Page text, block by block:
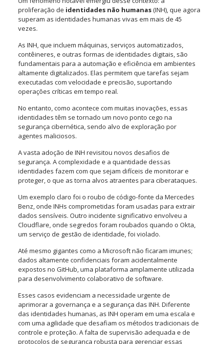
proliferação de identidades não humanas(INH), que agora
superam as identidades humanas vivas em mais de 45
vezes.
As INH, que incluem máquinas, serviços automatizados,
contêineres, e outras formas de identidades digitais, são
fundamentais para a automação e eficiência em ambientes
altamente digitalizados. Elas permitem que tarefas sejam
executadas com velocidade e precisão, suportando
operações críticas em tempo real.
No entanto, como acontece com muitas inovações, essas
identidades têm se tornado um novo ponto cego na
segurança cibernética, sendo alvo de exploração por
agentes maliciosos.
A vasta adoção de INH revisitou novos desafios de
segurança. A complexidade e a quantidade dessas
identidades fazem com que sejam difíceis de monitorar e
proteger, o que as torna alvos atraentes para ciberataques.
Um exemplo claro foi o roubo de código-fonte da Mercedes
Benz, onde INHs comprometidas foram usadas para extrair
dados sensíveis. Outro incidente significativo envolveu a
Cloudflare, onde segredos foram roubados quando o Okta,
um serviço de gestão de identidade, foi violado.
Até mesmo gigantes como a Microsoft não ficaram imunes;
dados altamente confidenciais foram acidentalmente
expostos no GitHub, uma plataforma amplamente utilizada
para desenvolvimento colaborativo de software.
Esses casos evidenciam a necessidade urgente de
aprimorar a governança e a segurança das INH. Diferente
das identidades humanas, as INH operam em uma escala e
com uma agilidade que desafiam os métodos tradicionais de
controle e proteção. A falta de supervisão adequada e de
protocolos de segurança robusta para gerenciar essas